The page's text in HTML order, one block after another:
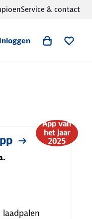
Inloggen
Service & contact
App van
het jaar
2025